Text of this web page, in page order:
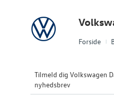
Forside
Volkswagen
Tilmeld dig Volkswagen
nyhedsbrev